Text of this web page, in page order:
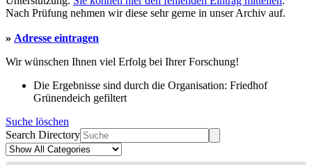
Nach Prüfung nehmen wir diese sehr gerne in unser Archiv auf.
» Adresse eintragen
Wir wünschen Ihnen viel Erfolg bei Ihrer Forschung!
Die Ergebnisse sind durch die Organisation: Friedhof
Grünendeich gefiltert
Suche löschen
Search Directory